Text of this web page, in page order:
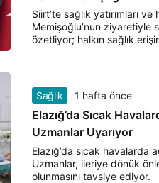
Siirt’te sağlık yatırımları
Memişoğlu’nun ziyaretiyle
özetliyor; halkın sağlık
Sağlık 1 hafta önce
Elazığ’da Sıcak
Uzmanlar Uyarıyor
Elazığ’da sıcak havalarda
Uzmanlar, ileriye dönük
olunmasını tavsiye ediyor.